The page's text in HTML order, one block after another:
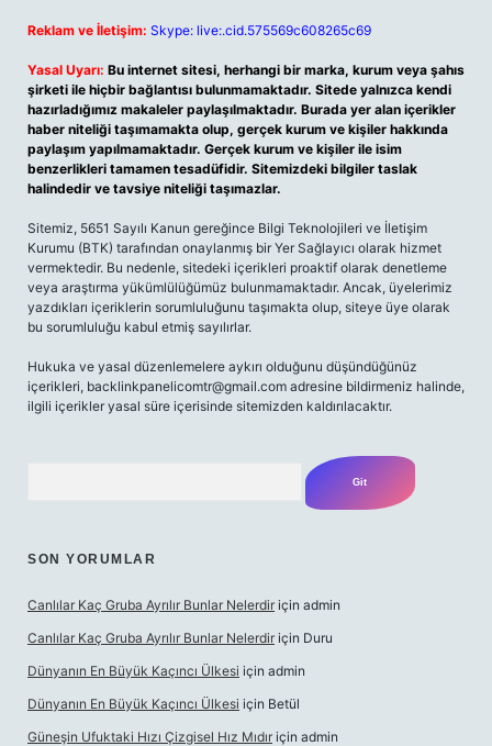
Reklam ve İletişim: Skype: live:.cid.575569c608265c69
Yasal Uyarı: Bu internet sitesi, herhangi bir marka, kurum veya şahıs
şirketi ile hiçbir bağlantısı bulunmamaktadır. Sitede yalnızca kendi
hazırladığımız makaleler paylaşılmaktadır. Burada yer alan içerikler
haber niteliği taşımamakta olup, gerçek kurum ve kişiler hakkında
paylaşım yapılmamaktadır. Gerçek kurum ve kişiler ile isim
benzerlikleri tamamen tesadüfidir. Sitemizdeki bilgiler taslak
halindedir ve tavsiye niteliği taşımazlar.
Sitemiz, 5651 Sayılı Kanun gereğince Bilgi Teknolojileri ve İletişim
Kurumu (BTK) tarafından onaylanmış bir Yer Sağlayıcı olarak hizmet
vermektedir. Bu nedenle, sitedeki içerikleri proaktif olarak denetleme
veya araştırma yükümlülüğümüz bulunmamaktadır. Ancak, üyelerimiz
yazdıkları içeriklerin sorumluluğunu taşımakta olup, siteye üye olarak
bu sorumluluğu kabul etmiş sayılırlar.
Hukuka ve yasal düzenlemelere aykırı olduğunu düşündüğünüz
içerikleri, backlinkpanelicomtr@gmail.com adresine bildirmeniz halinde,
ilgili içerikler yasal süre içerisinde sitemizden kaldırılacaktır.
SON YORUMLAR
Canlılar Kaç Gruba Ayrılır Bunlar Nelerdir için admin
Canlılar Kaç Gruba Ayrılır Bunlar Nelerdir için Duru
Dünyanın En Büyük Kaçıncı Ülkesi için admin
Dünyanın En Büyük Kaçıncı Ülkesi için Betül
Güneşin Ufuktaki Hızı Çizgisel Hız Mıdır için admin